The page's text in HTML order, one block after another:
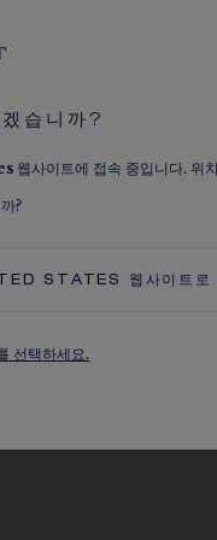
습니까?
웹사이트에 접속 중입니다. 위
?
STATES 웹사이트로
선택하세요.